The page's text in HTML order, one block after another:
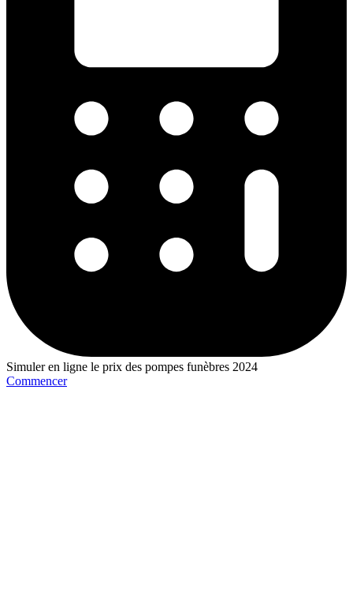
Simuler en ligne le prix des pompes funèbres 2024
Commencer